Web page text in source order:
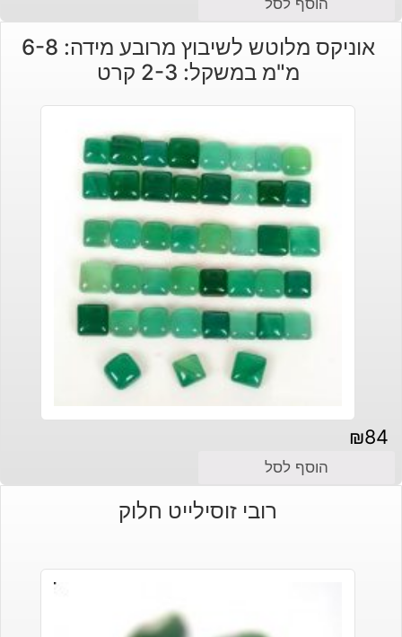
הוסף לסל
אוניקס מלוטש לשיבוץ מרובע מידה: 6-8
מ"מ במשקל: 2-3 קרט
₪84
הוסף לסל
רובי זוסילייט חלוק